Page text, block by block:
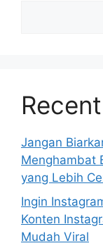
Jangan
Menghambat
yang Lebih
Ingin
Konten
Mudah Viral